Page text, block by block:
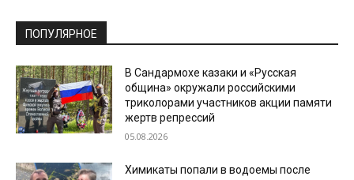
ПОПУЛЯРНОЕ
В Сандармохе казаки и «Русская
община» окружали российскими
триколорами участников акции памяти
жертв репрессий
05.08.2026
Химикаты попали в водоемы после